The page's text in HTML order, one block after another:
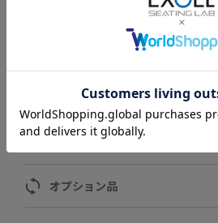
ペット用
モータースポーツ用
オプション品